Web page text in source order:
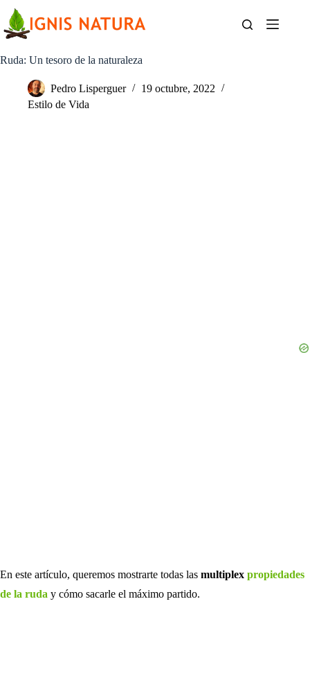
contenido
Ruda: Un tesoro de la naturaleza
Pedro Lisperguer
19 octubre, 2022
Estilo de Vida
En este artículo, queremos mostrarte todas las multiplex propiedades
de la ruda y cómo sacarle el máximo partido.